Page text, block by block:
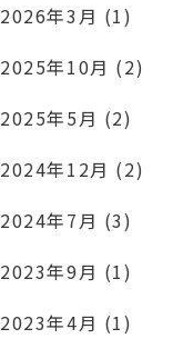
2026年3月 (1)
2025年10月 (2)
2025年5月 (2)
2024年12月 (2)
2024年7月 (3)
2023年9月 (1)
2023年4月 (1)